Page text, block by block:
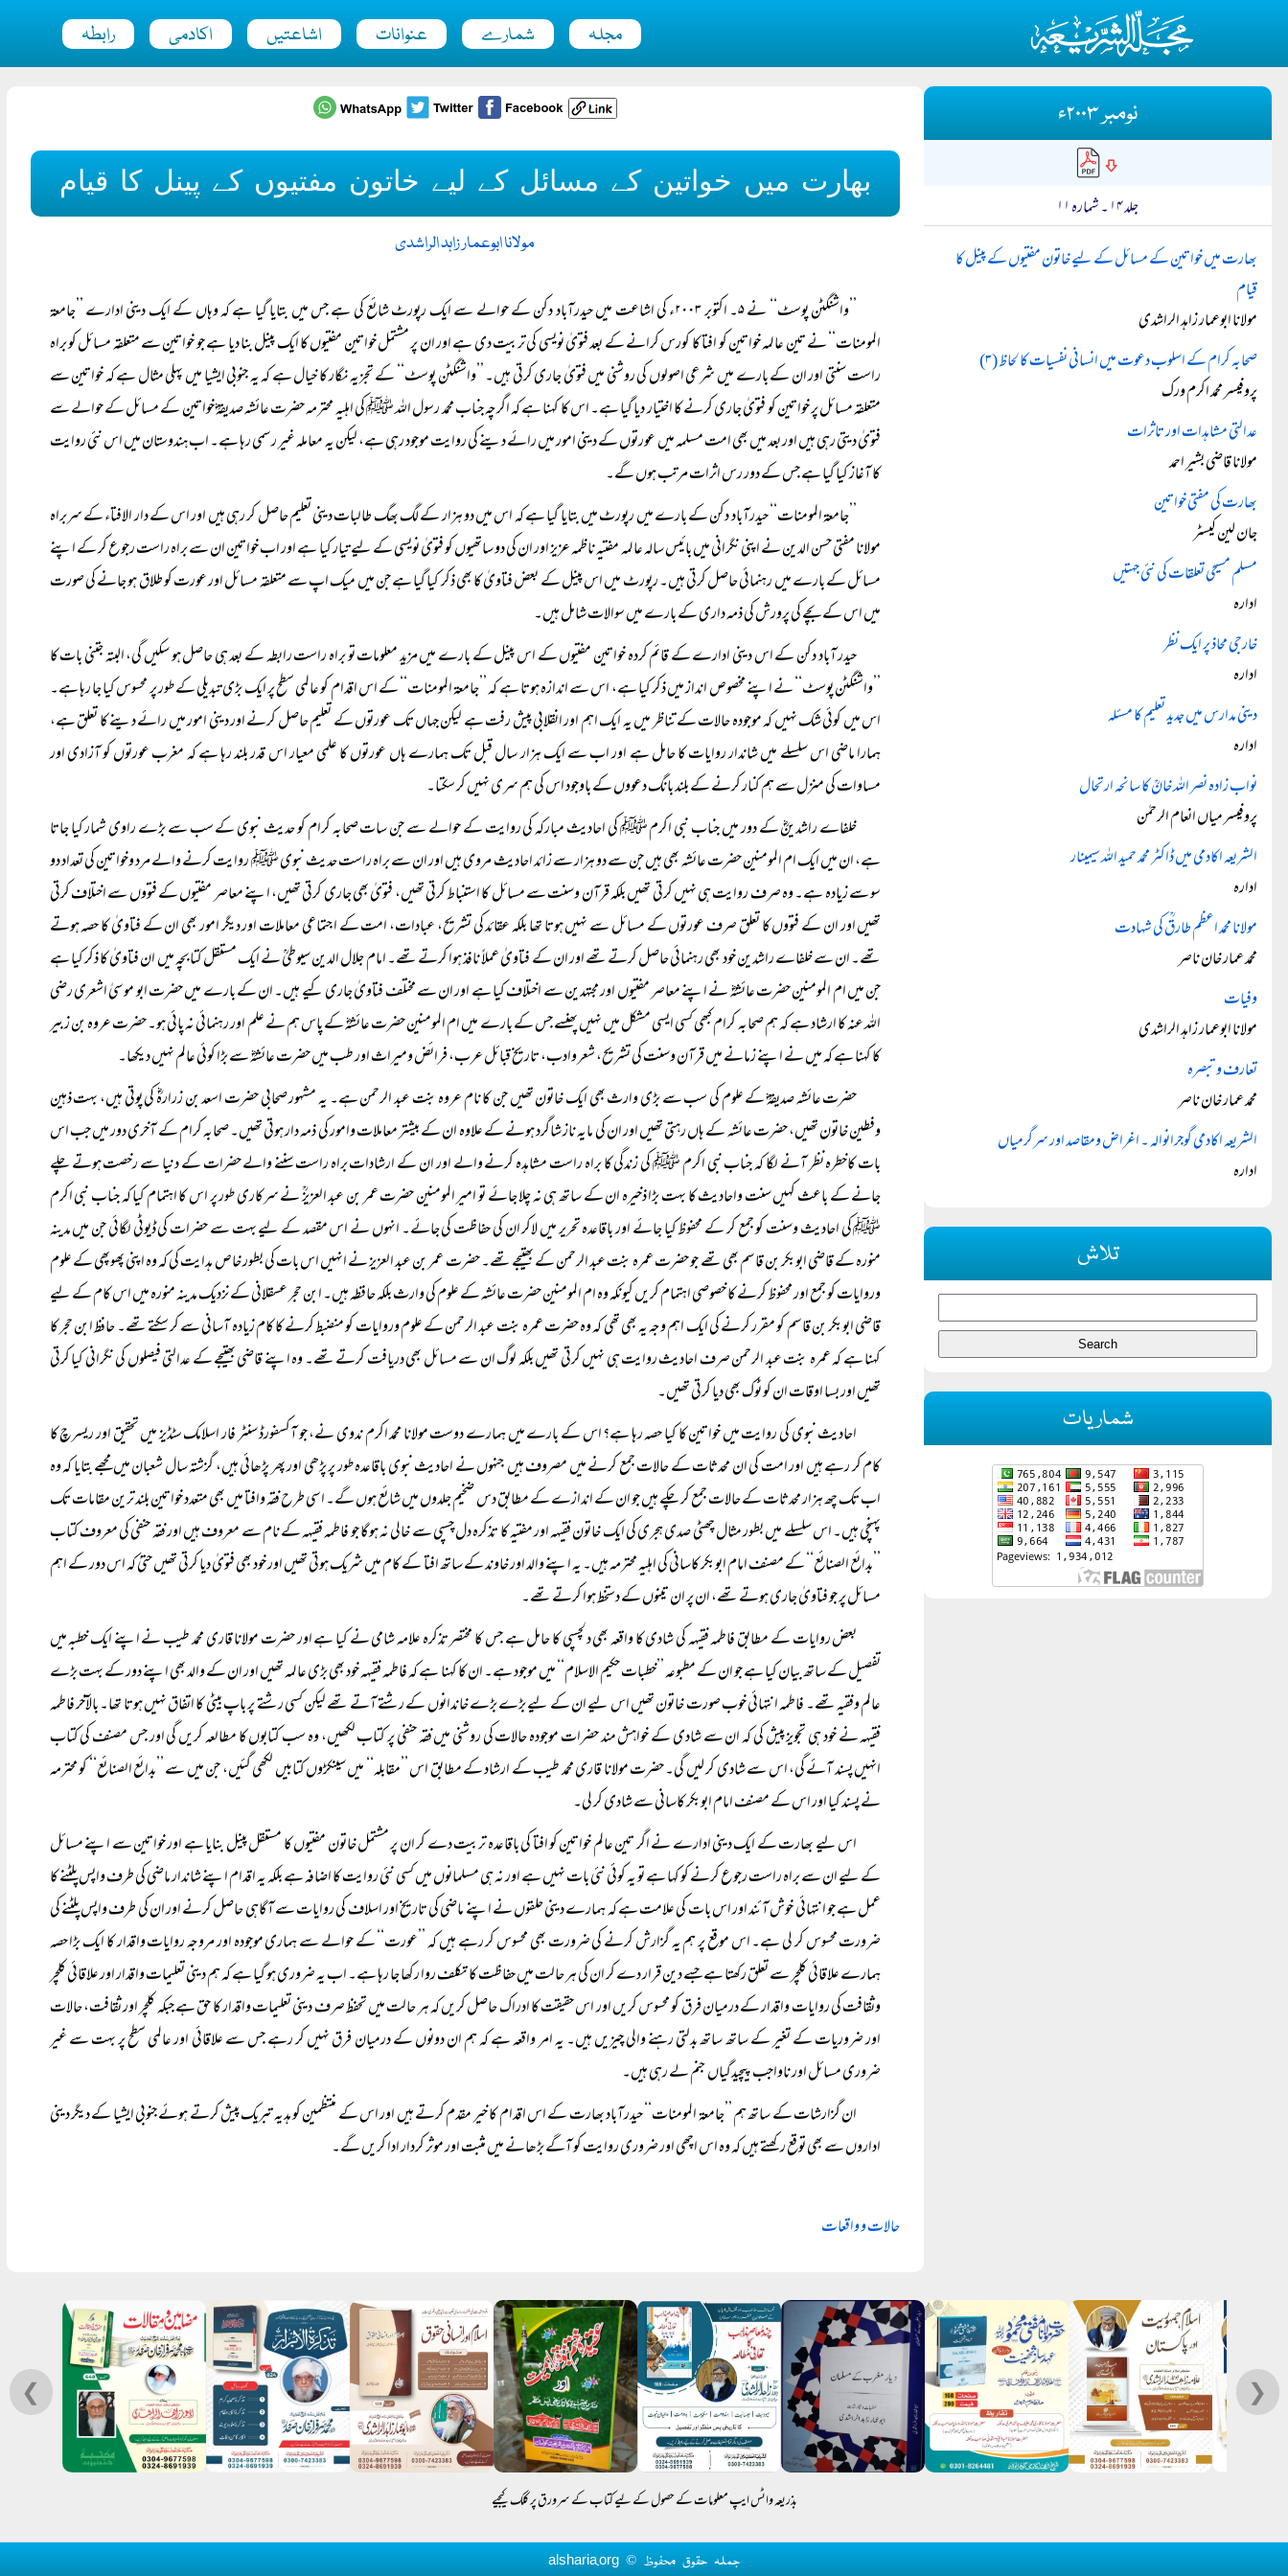
مجلہ شمارے عنوانات اشاعتیں اکادمی رابطہ
بھارت میں خواتین کے مسائل کے لیے خاتون مفتیوں کے پینل کا قیام
مولانا ابوعمار زاہد الراشدی
’’واشنگٹن پوسٹ‘‘ نے ۵۔ اکتوبر ۲۰۰۳ء کی اشاعت میں حیدرآباد دکن کے حوالے سے ایک رپورٹ شائع کی ہے جس میں بتایا گیا ہے کہ وہاں کے ایک دینی ادارے ’’جامعۃ
المومنات‘‘ نے تین عالمہ خواتین کو افتا کا کورس کرانے کے بعد فتویٰ نویسی کی تربیت دی ہے اور ان پر مشتمل خواتین مفتیوں کا ایک پینل بنا دیا ہے جو خواتین سے متعلقہ مسائل کو براہ
راست سنتی اور ان کے بارے میں شرعی اصولوں کی روشنی میں فتویٰ جاری کرتی ہیں۔ ’’واشنگٹن پوسٹ‘‘ کے تجزیہ نگار کا خیال ہے کہ یہ جنوبی ایشیا میں پہلی مثال ہے کہ خواتین سے
متعلقہ مسائل پر خواتین کو فتویٰ جاری کرنے کا اختیار دیا گیا ہے۔ اس کا کہنا ہے کہ اگرچہ جناب محمد رسول اللہ ﷺ کی اہلیہ محترمہ حضرت عائشہ صدیقہؓ خواتین کے مسائل کے حوالے سے
فتویٰ دیتی رہی ہیں اور بعد میں بھی امت مسلمہ میں عورتوں کے دینی امور میں رائے دینے کی روایت موجود رہی ہے، لیکن یہ معاملہ غیر رسمی رہا ہے۔ اب ہندوستان میں اس نئی روایت
کا آغاز کیا گیا ہے جس کے دور رس اثرات مرتب ہوں گے۔
’’جامعۃ المومنات‘‘ حیدرآباد دکن کے بارے میں رپورٹ میں بتایا گیا ہے کہ اس میں دو ہزار کے لگ بھگ طالبات دینی تعلیم حاصل کر رہی ہیں اور اس کے دار الافتاء کے سربراہ
مولانا مفتی حسن الدین نے اپنی نگرانی میں بائیس سالہ عالمہ مفتیہ ناظمہ عزیز اور ان کی دو ساتھیوں کو فتویٰ نویسی کے لیے تیار کیا ہے اور اب خواتین ان سے براہ راست رجوع کر کے اپنے
مسائل کے بارے میں رہنمائی حاصل کرتی ہیں۔ رپورٹ میں اس پینل کے بعض فتاویٰ کا بھی ذکر کیا گیا ہے جن میں میک اپ سے متعلقہ مسائل اور عورت کو طلاق ہو جانے کی صورت
میں اس کے بچے کی پرورش کی ذمہ داری کے بارے میں سوالات شامل ہیں۔
حیدر آباد دکن کے اس دینی ادارے کے قائم کردہ خواتین مفتیوں کے اس پینل کے بارے میں مزید معلومات تو براہ راست رابطہ کے بعد ہی حاصل ہو سکیں گی، البتہ جتنی بات کا
’’واشنگٹن پوسٹ‘‘ نے اپنے مخصوص انداز میں ذکر کیا ہے، اس سے اندازہ ہوتا ہے کہ ’’جامعۃ المومنات‘‘ کے اس اقدام کو عالمی سطح پر ایک بڑی تبدیلی کے طور پر محسوس کیا جا رہا ہے۔
اس میں کوئی شک نہیں کہ موجودہ حالات کے تناظر میں یہ ایک اہم اور انقلابی پیش رفت ہے لیکن جہاں تک عورتوں کے تعلیم حاصل کرنے اور دینی امور میں رائے دینے کا تعلق ہے،
ہمارا ماضی اس سلسلے میں شاندار روایات کا حامل ہے اور اب سے ایک ہزار سال قبل تک ہمارے ہاں عورتوں کا علمی معیار اس قدر بلند رہا ہے کہ مغرب عورتوں کو آزادی اور
مساوات کی منزل سے ہم کنار کرنے کے بلند بانگ دعووں کے باوجود اس کی ہم سری نہیں کر سکتا۔
خلفاے راشدینؓ کے دور میں جناب نبی اکرم ﷺ کی احادیث مبارکہ کی روایت کے حوالے سے جن سات صحابہ کرام کو حدیث نبوی کے سب سے بڑے راوی شمار کیا جاتا
ہے، ان میں ایک ام المومنین حضرت عائشہ بھی ہیں جن سے دو ہزار سے زائد احادیث مروی ہیں اور ان سے براہ راست حدیث نبوی ﷺ روایت کرنے والے مرد وخواتین کی تعداد دو
سو سے زیادہ ہے۔ وہ صرف روایت ہی نہیں کرتی تھیں بلکہ قرآن وسنت سے مسائل کا استنباط کرتی تھیں، فتویٰ بھی جاری کرتی تھیں، اپنے معاصر مفتیوں کے فتووں سے اختلاف کرتی
تھیں اور ان کے فتووں کا تعلق صرف عورتوں کے مسائل سے نہیں ہوتا تھا بلکہ عقائد کی تشریح، عبادات، امت کے اجتماعی معاملات اور دیگر امور بھی ان کے فتاویٰ کا حصہ ہوتے
تھے۔ ان سے خلفاے راشدین خود بھی رہنمائی حاصل کرتے تھے اور ان کے فتاویٰ عملاً نافذ ہوا کرتے تھے۔ امام جلال الدین سیوطیؒ نے ایک مستقل کتابچہ میں ان فتاویٰ کا ذکر کیا ہے
جن میں ام المومنین حضرت عائشہؓ نے اپنے معاصر مفتیوں اور مجتہدین سے اختلاف کیا ہے اور ان سے مختلف فتاویٰ جاری کیے ہیں۔ ان کے بارے میں حضرت ابو موسیٰ اشعری رضی
اللہ عنہ کا ارشاد ہے کہ ہم صحابہ کرام کبھی کسی ایسی مشکل میں نہیں پھنسے جس کے بارے میں ام المومنین حضرت عائشہؓ کے پاس ہم نے علم اور رہنمائی نہ پائی ہو۔ حضرت عروہ بن زبیر
کا کہنا ہے کہ میں نے اپنے زمانے میں قرآن وسنت کی تشریح، شعر وادب، تاریخ قبائل عرب، فرائض ومیراث اور طب میں حضرت عائشہؓ سے بڑا کوئی عالم نہیں دیکھا۔
حضرت عائشہ صدیقہؓ کے علوم کی سب سے بڑی وارث بھی ایک خاتون تھیں جن کا نام عروہ بنت عبد الرحمن ہے۔ یہ مشہور صحابی حضرت اسعد بن زرارہؓ کی پوتی ہیں، بہت ذہین
وفطین خاتون تھیں، حضرت عائشہ کے ہاں رہتی تھیں اور ان کی مایہ ناز شاگرد ہونے کے علاوہ ان کے بیشتر معاملات وامور کی ذمہ دار ہوتی تھیں۔ صحابہ کرام کے آخری دور میں جب اس
بات کاخطرہ نظر آنے لگا کہ جناب نبی اکرم ﷺ کی زندگی کا براہ راست مشاہدہ کرنے والے اور ان کے ارشادات براہ راست سننے والے حضرات کے دنیا سے رخصت ہوتے چلے
جانے کے باعث کہیں سنت واحادیث کا بہت بڑا ذخیرہ ان کے ساتھ ہی نہ چلا جائے تو امیر المومنین حضرت عمر بن عبد العزیزؒ نے سرکاری طور پر اس کا اہتمام کیا کہ جناب نبی اکرم
ﷺ کی احادیث وسنت کو جمع کر کے محفوظ کیا جائے اور باقاعدہ تحریر میں لاکر ان کی حفاظت کی جائے۔ انہوں نے اس مقصد کے لیے بہت سے حضرات کی ڈیوٹی لگائی جن میں مدینہ
منورہ کے قاضی ابوبکر بن قاسم بھی تھے جو حضرت عمرہ بنت عبد الرحمن کے بھتیجے تھے۔ حضرت عمر بن عبد العزیز نے انہیں اس بات کی بطور خاص ہدایت کی کہ وہ اپنی پھوپھی کے علوم
وروایات کو جمع اور محفوظ کرنے کا خصوصی اہتمام کریں کیونکہ وہ ام المومنین حضرت عائشہ کے علوم کی وارث بلکہ حافظہ ہیں۔ ابن حجر عسقلانی کے نزدیک مدینہ منورہ میں اس کام کے لیے
قاضی ابوبکر بن قاسم کو مقرر کرنے کی ایک اہم وجہ یہ بھی تھی کہ وہ حضرت عمرہ بنت عبد الرحمن کے علوم وروایات کو منضبط کرنے کا کام زیادہ آسانی سے کر سکتے تھے۔ حافظ ابن حجر کا
کہنا ہے کہ عمرہ بنت عبد الرحمن صرف احادیث روایت ہی نہیں کرتی تھیں بلکہ لوگ ان سے مسائل بھی دریافت کرتے تھے۔ وہ اپنے قاضی بھتیجے کے عدالتی فیصلوں کی نگرانی کیا کرتی
تھیں اور بسا اوقات ان کو ٹوک بھی دیا کرتی تھیں۔
احادیث نبوی کی روایت میں خواتین کا کیا حصہ رہا ہے؟ اس کے بارے میں ہمارے دوست مولانا محمد اکرم ندوی نے، جو آکسفورڈ سنٹر فار اسلامک سٹڈیز میں تحقیق اور ریسرچ کا
کام کر رہے ہیں اور امت کی ان محدثات کے حالات جمع کرنے میں مصروف ہیں جنہوں نے احادیث نبوی باقاعدہ طور پر پڑھی اور پھر پڑھائی ہیں، گزشتہ سال شعبان میں مجھے بتایا کہ وہ
اب تک چھ ہزار محدثات کے حالات جمع کر چکے ہیں جو ان کے اندازے کے مطابق دس ضخیم جلدوں میں شائع ہوں گے۔ اسی طرح فقہ وافتا میں بھی متعدد خواتین بلند ترین مقامات تک
پہنچی ہیں۔ اس سلسلے میں بطور مثال چھٹی صدی ہجری کی ایک خاتون فقیہہ اور مفتیہ کا تذکرہ دل چسپی سے خالی نہ ہوگا جو فاطمہ فقیہہ کے نام سے معروف ہیں اور فقہ حنفی کی معروف کتاب
’’بدائع الصنائع‘‘ کے مصنف امام ابوبکر کاسانی کی اہلیہ محترمہ ہیں۔ یہ اپنے والد اور خاوند کے ساتھ افتا کے کام میں شریک ہوتی تھیں اور خود بھی فتویٰ دیا کرتی تھیں حتیٰ کہ اس دور کے اہم
مسائل پر جو فتاویٰ جاری ہوتے تھے، ان پر ان تینوں کے دستخط ہوا کرتے تھے۔
بعض روایات کے مطابق فاطمہ فقیہہ کی شادی کا واقعہ بھی دلچسپی کا حامل ہے جس کا مختصر تذکرہ علامہ شامی نے کیا ہے اور حضرت مولانا قاری محمد طیب نے اپنے ایک خطبہ میں
تفصیل کے ساتھ بیان کیا ہے جو ان کے مطبوعہ ’’خطبات حکیم الاسلام‘‘ میں موجود ہے۔ ان کا کہنا ہے کہ فاطمہ فقیہہ خود بھی بڑی عالمہ تھیں اور ان کے والد بھی اپنے دور کے بہت بڑے
عالم وفقیہ تھے۔ فاطمہ انتہائی خوب صورت خاتون تھیں اس لیے ان کے لیے بڑے بڑے خاندانوں کے رشتے آتے تھے لیکن کسی رشتے پر باپ بیٹی کا اتفاق نہیں ہوتا تھا۔ بالآخر فاطمہ
فقیہہ نے خود ہی تجویز پیش کی کہ ان سے شادی کے خواہش مند حضرات موجودہ حالات کی روشنی میں فقہ حنفی پر کتاب لکھیں، وہ سب کتابوں کا مطالعہ کریں گی اور جس مصنف کی کتاب
انہیں پسند آئے گی، اس سے شادی کر لیں گی۔ حضرت مولانا قاری محمد طیب کے ارشاد کے مطابق اس ’’مقابلہ‘‘ میں سینکڑوں کتابیں لکھی گئیں، جن میں سے ’’بدائع الصنائع‘‘ کو محترمہ
نے پسند کیا اور اس کے مصنف امام ابوبکر کاسانی سے شادی کر لی۔
اس لیے بھارت کے ایک دینی ادارے نے اگر تین عالم خواتین کو افتا کی باقاعدہ تربیت دے کر ان پر مشتمل خاتون مفتیوں کا مستقل پینل بنایا ہے اور خواتین سے اپنے مسائل
کے لیے ان سے براہ راست رجوع کرنے کو کہا ہے تو یہ کوئی نئی بات نہیں ہے اور نہ ہی مسلمانوں میں کسی نئی روایت کا اضافہ ہے بلکہ یہ اقدام اپنے شاندار ماضی کی طرف واپس پلٹنے کا
عمل ہے جو انتہائی خوش آئند اور اس بات کی علامت ہے کہ ہمارے دینی حلقوں نے اپنے ماضی کی تاریخ اور اسلاف کی روایات سے آگاہی حاصل کرنے اور ان کی طرف واپس پلٹنے کی
ضرورت محسوس کر لی ہے۔ اس موقع پر ہم یہ گزارش کرنے کی ضرورت بھی محسوس کر رہے ہیں کہ ’’عورت‘‘ کے حوالے سے ہماری موجودہ اور مروجہ روایات واقدار کا ایک بڑا حصہ
ہمارے علاقائی کلچر سے تعلق رکھتا ہے جسے دین قرار دے کر ان کی ہر حالت میں حفاظت کا تکلف روا رکھا جا رہا ہے۔ اب یہ ضروری ہو گیا ہے کہ ہم دینی تعلیمات واقدار اور علاقائی کلچر
وثقافت کی روایات واقدار کے درمیان فرق کو محسوس کریں اور اس حقیقت کا ادراک حاصل کریں کہ ہر حالت میں تحفظ صرف دینی تعلیمات واقدار کا حق ہے جبکہ کلچر اور ثقافت، حالات
اور ضروریات کے تغیر کے ساتھ ساتھ بدلتی رہنے والی چیزیں ہیں۔ یہ امر واقعہ ہے کہ ہم ان دونوں کے درمیان فرق نہیں کر رہے جس سے علاقائی اور عالمی سطح پر بہت سے غیر
ضروری مسائل اور ناواجب پیچیدگیاں جنم لے رہی ہیں۔
ان گزارشات کے ساتھ ہم ’’جامعۃ المومنات‘‘ حیدرآباد بھارت کے اس اقدام کا خیر مقدم کرتے ہیں اور اس کے منتظمین کو ہدیہ تبریک پیش کرتے ہوئے جنوبی ایشیا کے دیگر دینی
اداروں سے بھی توقع رکھتے ہیں کہ وہ اس اچھی اور ضروری روایت کو آگے بڑھانے میں مثبت اور موثر کردار ادا کریں گے۔
حالات و واقعات
نومبر ۲۰۰۳ء
جلد ۱۴ ۔ شمارہ ۱۱
بھارت میں خواتین کے مسائل کے لیے خاتون مفتیوں کے پینل کا
قیام
مولانا ابوعمار زاہد الراشدی
صحابہ کرام کے اسلوب دعوت میں انسانی نفسیات کالحاظ (۳)
پروفیسر محمد اکرم ورک
عدالتی مشاہدات اور تاثرات
مولانا قاضی بشیر احمد
بھارت کی مفتی خواتین
جان لین کیسٹر
مسلم مسیحی تعلقات کی نئی جہتیں
ادارہ
خارجی محاذ پر ایک نظر
ادارہ
دینی مدارس میں جدید تعلیم کا مسئلہ
ادارہ
نواب زادہ نصر اللہ خانؒ کا سانحہ ارتحال
پروفیسر میاں انعام الرحمٰن
الشریعہ اکادمی میں ڈاکٹر محمد حمید اللہ سیمینار
ادارہ
مولانا محمد اعظم طارقؒ کی شہادت
محمد عمار خان ناصر
وفیات
مولانا ابوعمار زاہد الراشدی
تعارف و تبصرہ
محمد عمار خان ناصر
الشریعہ اکادمی گوجرانوالہ ۔ اغراض ومقاصد اور سرگرمیاں
ادارہ
تلاش
شماریات
❮ ❯
بذریعہ واٹس ایپ معلومات کے حصول کے لیے کتاب کے سرورق پر کلک کیجیے
جملہ حقوق محفوظ © alsharia.org